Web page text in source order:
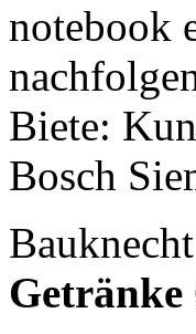
notebook
Biete:
Bosch
Getränke